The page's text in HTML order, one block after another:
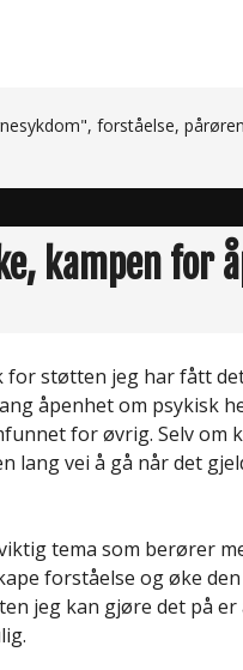
, forståelse,
kampen for
for støtten jeg har fått
åpenhet om psykisk
for øvrig. Selv om
lang vei å gå når det
tema som berører
forståelse og øke
jeg kan gjøre det på